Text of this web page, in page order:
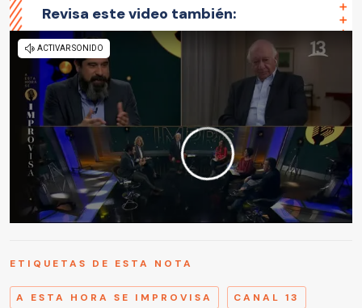
Revisa este video también:
ETIQUETAS DE ESTA NOTA
A ESTA HORA SE IMPROVISA CANAL 13